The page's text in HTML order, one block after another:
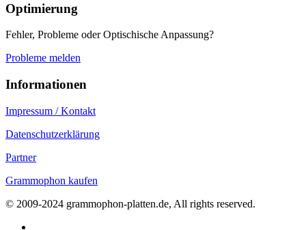
Optimierung
Fehler, Probleme oder Optischische Anpassung?
Probleme melden
Informationen
Impressum / Kontakt
Datenschutzerklärung
Partner
Grammophon kaufen
© 2009-2024 grammophon-platten.de, All rights reserved.